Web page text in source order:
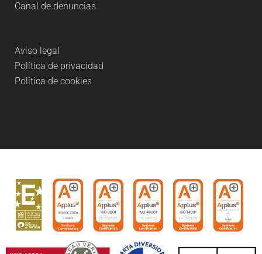
Canal de denuncias
Aviso legal
Política de privacidad
Política de cookies